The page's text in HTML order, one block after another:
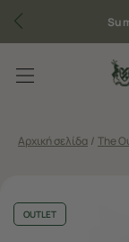
Αρχική σελίδα / The
OUTLET